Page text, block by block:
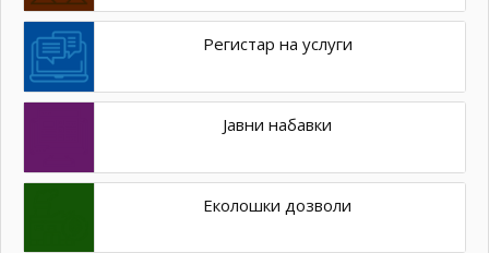
Регистар на услуги
Јавни набавки
Еколошки дозволи